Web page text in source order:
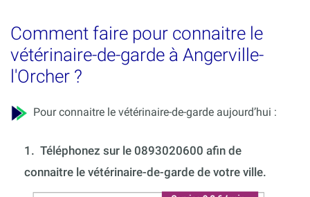
Comment faire pour connaitre le
vétérinaire-de-garde à Angerville-
l'Orcher ?
Pour connaitre le vétérinaire-de-garde aujourd’hui :
1. Téléphonez sur le 0893020600 afin de
connaitre le vétérinaire-de-garde de votre ville.